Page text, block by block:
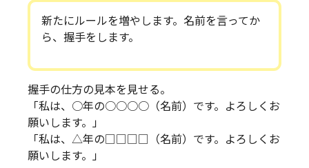
新たにルールを増やします。名前を言ってか
ら、握手をします。
握手の仕方の見本を見せる。
「私は、○年の○○○○（名前）です。よろしくお
願いします。」
「私は、△年の□□□□（名前）です。よろしくお
願いします。」